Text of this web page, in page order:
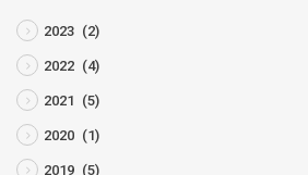
2023 (2)
2022 (4)
2021 (5)
2020 (1)
2019 (5)